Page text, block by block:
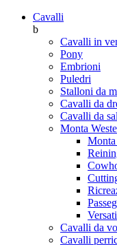
Cavalli
b
Cavalli in
Pony
Embrioni
Puledri
Stalloni da
Cavalli da
Cavalli da
Monta
Monta
Cavalli da
Cavalli